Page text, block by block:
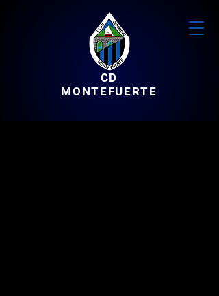
CD
MONTEFUERTE